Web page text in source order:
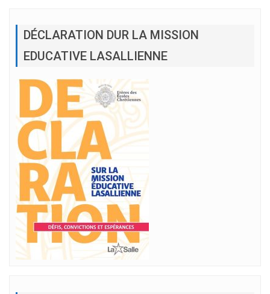
DÉCLARATION DUR LA MISSION
EDUCATIVE LASALLIENNE